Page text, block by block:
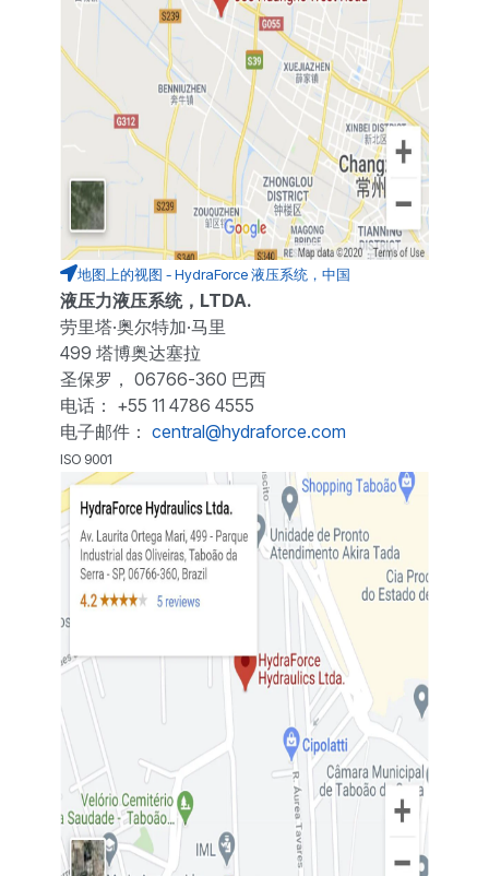
地图上的视图 - HydraForce 液压系统，中国
液压力液压系统，LTDA.
劳里塔·奥尔特加·马里
499 塔博奥达塞拉
圣保罗， 06766-360 巴西
电话： +55 11 4786 4555
电子邮件： central@hydraforce.com
ISO 9001